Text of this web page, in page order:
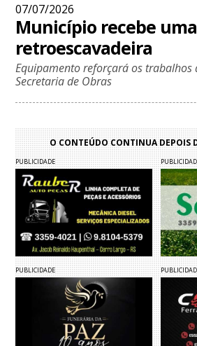
07/07/2026
Município recebe
retroescavadeira
Equipamento reforçará os trabalhos
Secretaria de Obras
O CONTEÚDO CONTINUA DEPOIS
PUBLICIDADE
PUBLICIDADE